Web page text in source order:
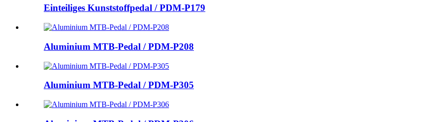
Einteiliges Kunststoffpedal / PDM-P179
Aluminium MTB-Pedal / PDM-P208
Aluminium MTB-Pedal / PDM-P305